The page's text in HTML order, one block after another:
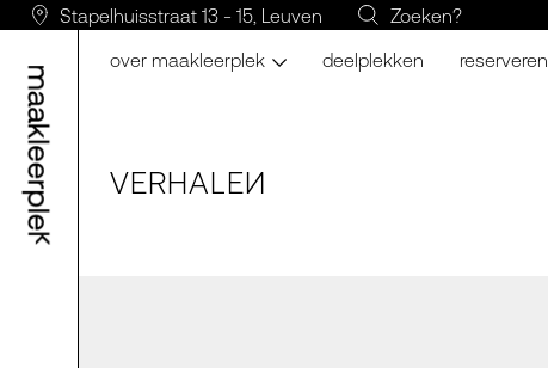
Stapelhuisstraat 13 - 15, Leuven Zoeken?
over maakleerplek deelplekken reserveren
VERHALEN